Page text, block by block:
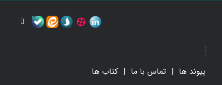
پیوند ها تماس با ما کتاب ها